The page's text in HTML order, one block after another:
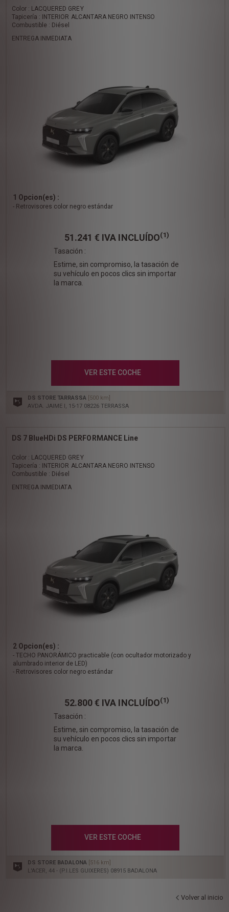
Color : LACQUERED GREY
Tapicería : INTERIOR ALCANTARA NEGRO INTENSO
Combustible : Diésel
ENTREGA INMEDIATA
1 Opcion(es) :
- Retrovisores color negro estándar
51.241 € IVA INCLUÍDO(1)
Tasación :
Estime, sin compromiso, la tasación de
su vehículo en pocos clics sin importar
la marca.
VER ESTE COCHE
DS STORE TARRASSA [500 km]
AVDA. JAIME I, 15-17 08226 TERRASSA
DS 7 BlueHDi DS PERFORMANCE Line
Color : LACQUERED GREY
Tapicería : INTERIOR ALCANTARA NEGRO INTENSO
Combustible : Diésel
ENTREGA INMEDIATA
2 Opcion(es) :
- TECHO PANORÁMICO practicable (con ocultador motorizado y
alumbrado interior de LED)
- Retrovisores color negro estándar
52.800 € IVA INCLUÍDO(1)
Tasación :
Estime, sin compromiso, la tasación de
su vehículo en pocos clics sin importar
la marca.
VER ESTE COCHE
DS STORE BADALONA [516 km]
L'ACER, 44 - (P.I.LES GUIXERES) 08915 BADALONA
Volver al inicio